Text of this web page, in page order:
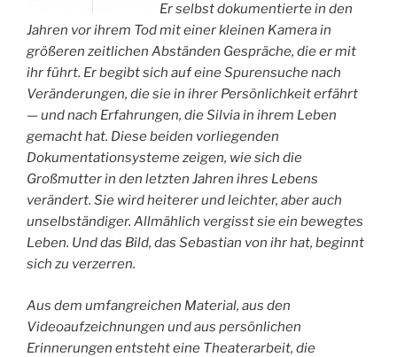
Er selbst dokumentierte in den
Jahren vor ihrem Tod mit einer kleinen Kamera in
größeren zeitlichen Abständen Gespräche, die er mit
ihr führt. Er begibt sich auf eine Spurensuche nach
Veränderungen, die sie in ihrer Persönlichkeit erfährt
— und nach Erfahrungen, die Silvia in ihrem Leben
gemacht hat. Diese beiden vorliegenden
Dokumentationsysteme zeigen, wie sich die
Großmutter in den letzten Jahren ihres Lebens
verändert. Sie wird heiterer und leichter, aber auch
unselbständiger. Allmählich vergisst sie ein bewegtes
Leben. Und das Bild, das Sebastian von ihr hat, beginnt
sich zu verzerren.
Aus dem umfangreichen Material, aus den
Videoaufzeichnungen und aus persönlichen
Erinnerungen entsteht eine Theaterarbeit, die